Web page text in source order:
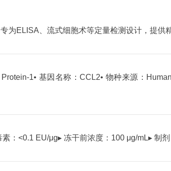
为ELISA、流式细胞术等定量检测设计，提供
1• 基因名称：CCL2• 物种来源：
素：<0.1 EU/μg▸ 冻干前浓度：100 μg/mL▸ 制